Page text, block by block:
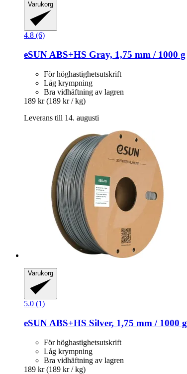
Varukorg
4.8 (6)
eSUN ABS+HS Gray, 1,75 mm / 1000 g
För höghastighetsutskrift
Låg krympning
Bra vidhäftning av lagren
189 kr (189 kr / kg)
Leverans till 14. augusti
Varukorg
5.0 (1)
eSUN ABS+HS Silver, 1,75 mm / 1000 g
För höghastighetsutskrift
Låg krympning
Bra vidhäftning av lagren
189 kr (189 kr / kg)